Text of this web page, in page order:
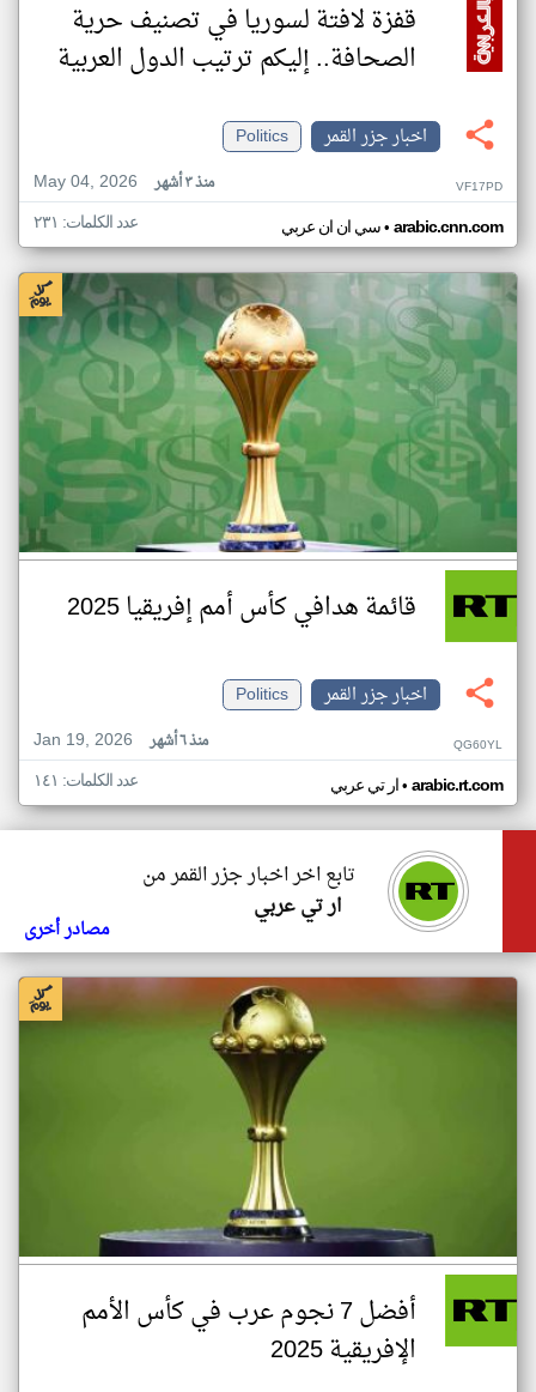
قفزة لافتة لسوريا في تصنيف حرية
الصحافة.. إليكم ترتيب الدول العربية
اخبار جزر القمر
Politics
May 04, 2026
منذ ٣ أشهر VF17PD
سي ان ان عربي• arabic.cnn.com عدد الكلمات: ٢٣١
قائمة هدافي كأس أمم إفريقيا 2025
اخبار جزر القمر
Politics
Jan 19, 2026
منذ ٦ أشهر QG60YL
ار تي عربي• arabic.rt.com عدد الكلمات: ١٤١
تابع اخر اخبار جزر القمر من
ار تي عربي
مصادر أخرى
أفضل 7 نجوم عرب في كأس الأمم
الإفريقية 2025